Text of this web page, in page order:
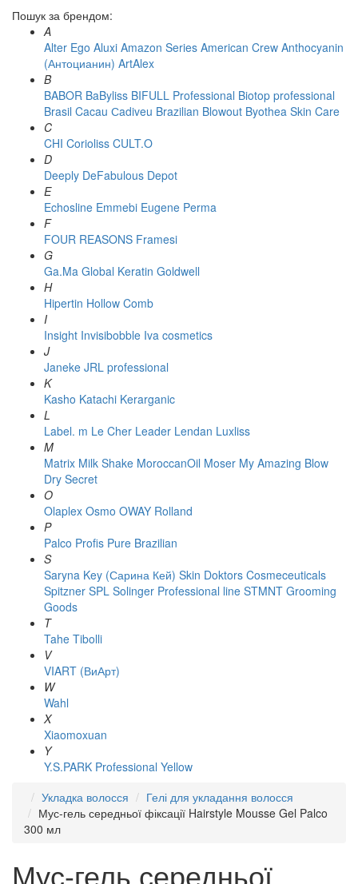
Пошук за брендом:
A
Alter Ego Aluxi Amazon Series American Crew Anthocyanin
(Антоцианин) ArtAlex
B
BABOR BaByliss BIFULL Professional Biotop professional
Brasil Cacau Сadiveu Brazilian Blowout Byothea Skin Care
C
CHI Corioliss CULT.O
D
Deeply DeFabulous Depot
E
Echosline Emmebi Eugene Perma
F
FOUR REASONS Framesi
G
Ga.Ma Global Keratin Goldwell
H
Hipertin Hollow Comb
I
Insight Invisibobble Iva cosmetics
J
Janeke JRL professional
K
Kasho Katachi Kerarganic
L
Label. m Le Cher Leader Lendan Luxliss
M
Matrix Milk Shake MoroccanOil Moser My Amazing Blow
Dry Secret
O
Olaplex Osmo OWAY Rolland
P
Palco Profis Pure Brazilian
S
Saryna Key (Сарина Кей) Skin Doktors Cosmeceuticals
Spitzner SPL Solinger Professional line STMNT Grooming
Goods
T
Tahe Tibolli
V
VIART (ВиАрт)
W
Wahl
X
Xiaomoxuan
Y
Y.S.PARK Professional Yellow
Укладка волосся
Гелі для укладання волосся
Мус-гель середньої фіксації Hairstyle Mousse Gel Palco
300 мл
Мус-гель середньої